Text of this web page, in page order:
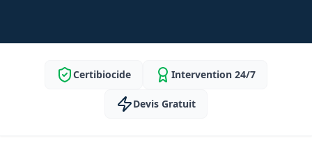
Certibiocide Intervention 24/7
Devis Gratuit